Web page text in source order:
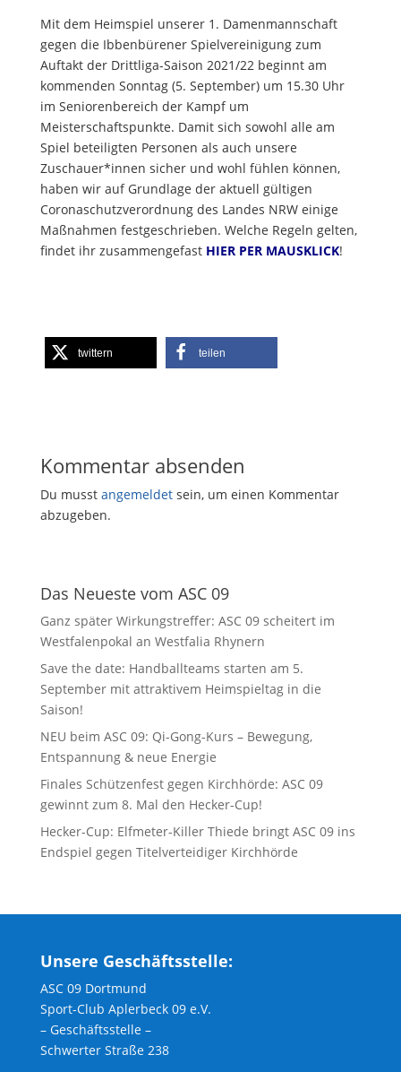
Mit dem Heimspiel unserer 1. Damenmannschaft
gegen die Ibbenbürener Spielvereinigung zum
Auftakt der Drittliga-Saison 2021/22 beginnt am
kommenden Sonntag (5. September) um 15.30 Uhr
im Seniorenbereich der Kampf um
Meisterschaftspunkte. Damit sich sowohl alle am
Spiel beteiligten Personen als auch unsere
Zuschauer*innen sicher und wohl fühlen können,
haben wir auf Grundlage der aktuell gültigen
Coronaschutzverordnung des Landes NRW einige
Maßnahmen festgeschrieben. Welche Regeln gelten,
findet ihr zusammengefast HIER PER MAUSKLICK!
twittern teilen
Kommentar absenden
Du musst angemeldetsein, um einen Kommentar
abzugeben.
Das Neueste vom ASC 09
Ganz später Wirkungstreffer: ASC 09 scheitert im
Westfalenpokal an Westfalia Rhynern
Save the date: Handballteams starten am 5.
September mit attraktivem Heimspieltag in die
Saison!
NEU beim ASC 09: Qi-Gong-Kurs – Bewegung,
Entspannung & neue Energie
Finales Schützenfest gegen Kirchhörde: ASC 09
gewinnt zum 8. Mal den Hecker-Cup!
Hecker-Cup: Elfmeter-Killer Thiede bringt ASC 09 ins
Endspiel gegen Titelverteidiger Kirchhörde
Unsere Geschäftsstelle:
ASC 09 Dortmund
Sport-Club Aplerbeck 09 e.V.
– Geschäftsstelle –
Schwerter Straße 238